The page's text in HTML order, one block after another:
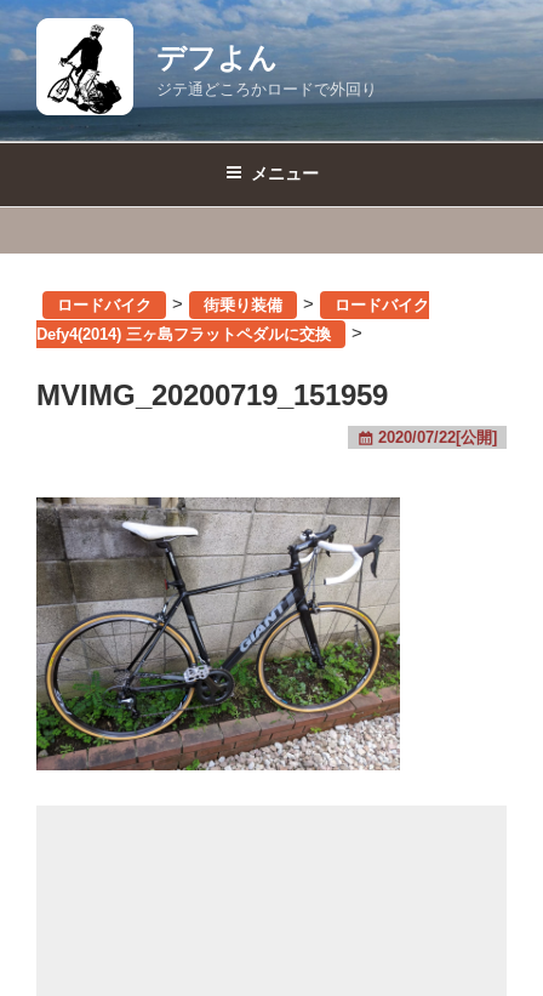
コ
ン
デフよん
ジテ通どころかロードで外回り
メニュー
ロードバイク > 街乗り装備 >
ロードバイク
Defy4(2014) 三ヶ島フラットペダルに交換
>
MVIMG_20200719_151959
2020/07/22[公開]